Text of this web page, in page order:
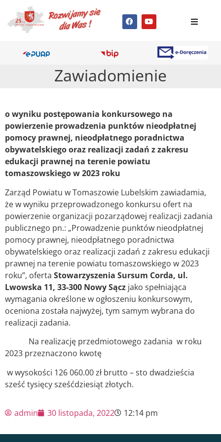
Zawiadomienie
o wyniku postępowania konkursowego na
powierzenie prowadzenia punktów nieodpłatnej
pomocy prawnej, nieodpłatnego poradnictwa
obywatelskiego oraz realizacji zadań z zakresu
edukacji prawnej na terenie powiatu
tomaszowskiego w 2023 roku
Zarząd Powiatu w Tomaszowie Lubelskim zawiadamia,
że w wyniku przeprowadzonego konkursu ofert na
powierzenie organizacji pozarządowej realizacji zadania
publicznego pn.: „Prowadzenie punktów nieodpłatnej
pomocy prawnej, nieodpłatnego poradnictwa
obywatelskiego oraz realizacji zadań z zakresu edukacji
prawnej na terenie powiatu tomaszowskiego w 2023
roku”, oferta Stowarzyszenia Sursum Corda, ul.
Lwowska 11, 33-300 Nowy Sącz jako spełniająca
wymagania określone w ogłoszeniu konkursowym,
oceniona została najwyżej, tym samym wybrana do
realizacji zadania.
Na realizację przedmiotowego zadania w roku
2023 przeznaczono kwotę
w wysokości 126 060.00 zł brutto – sto dwadzieścia
sześć tysięcy sześćdziesiąt złotych.
admin 30 listopada, 2022 12:14 pm